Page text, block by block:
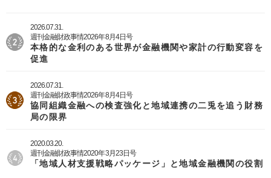
2026.07.31.
週刊金融財政事情2026年8月4日号
本格的な金利のある世界が金融機関や家計の行動変容を
促進
2026.07.31.
週刊金融財政事情2026年8月4日号
協同組織金融への検査強化と地域連携の二兎を追う財務
局の限界
2020.03.20.
週刊金融財政事情2020年3月23日号
「地域人材支援戦略パッケージ」と地域金融機関の役割